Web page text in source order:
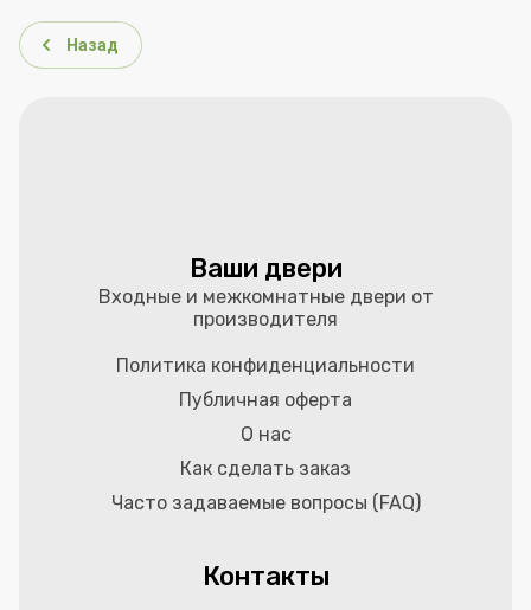
Назад
Ваши двери
Входные и межкомнатные двери от
производителя
Политика конфиденциальности
Публичная оферта
О нас
Как сделать заказ
Часто задаваемые вопросы (FAQ)
Контакты